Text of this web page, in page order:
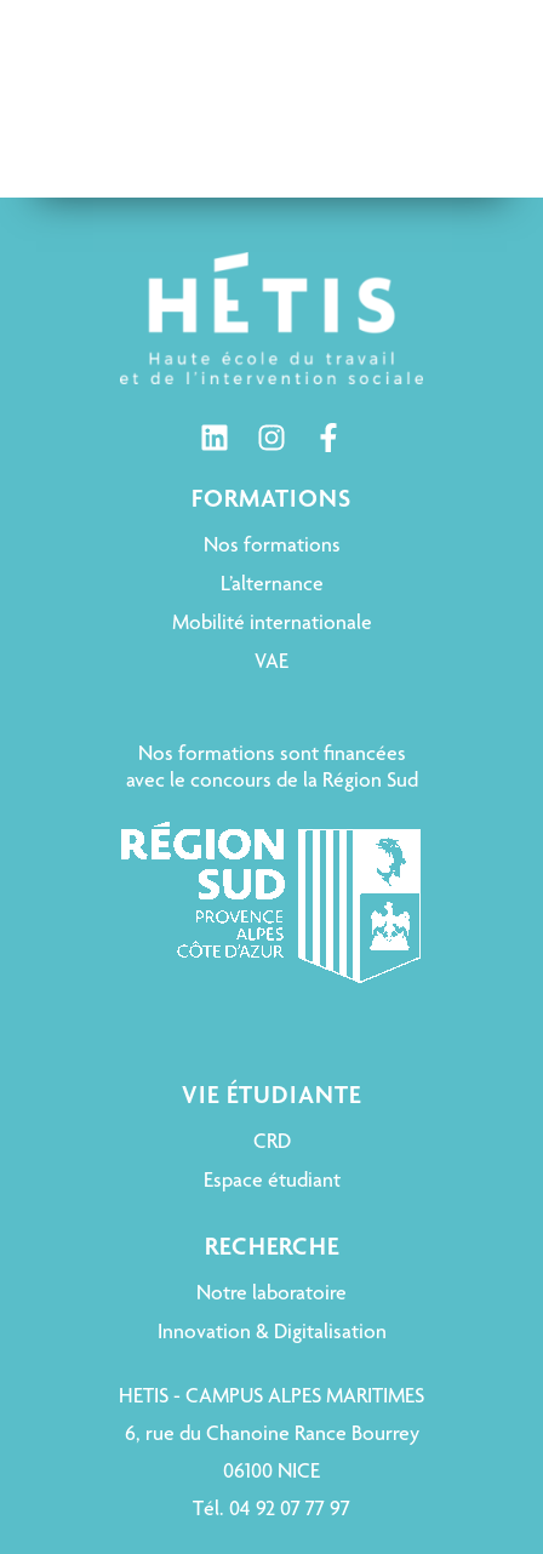
FORMATIONS
Nos formations
L’alternance
Mobilité internationale
VAE
Nos formations sont financées
avec le concours de la Région Sud
VIE ÉTUDIANTE
CRD
Espace étudiant
RECHERCHE
Notre laboratoire
Innovation & Digitalisation
HETIS - CAMPUS ALPES MARITIMES
6, rue du Chanoine Rance Bourrey
06100 NICE
Tél. 04 92 07 77 97